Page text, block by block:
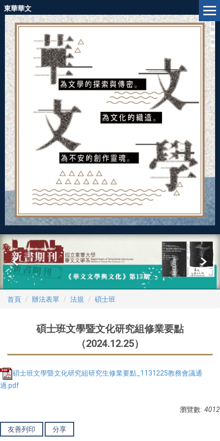
跳
到
主
要
內
容
區
東華華文
首頁 辦法表單 法規 碩士班
碩士班文學暨文化研究組修業要點
（2024.12.25）
碩士班文學暨文化研究組研究生修業要點_1131225教務會議通
過.pdf
瀏覽數: 4012
友善列印 分享